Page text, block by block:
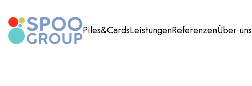
Piles&CardsLeistungenReferenzenÜber uns